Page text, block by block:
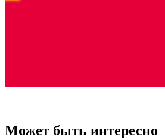
Может быть интересно